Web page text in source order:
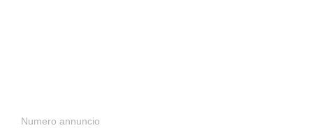
Numero annuncio